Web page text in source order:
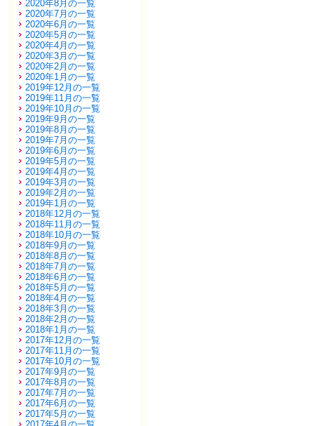
2020年8月の一覧
2020年7月の一覧
2020年6月の一覧
2020年5月の一覧
2020年4月の一覧
2020年3月の一覧
2020年2月の一覧
2020年1月の一覧
2019年12月の一覧
2019年11月の一覧
2019年10月の一覧
2019年9月の一覧
2019年8月の一覧
2019年7月の一覧
2019年6月の一覧
2019年5月の一覧
2019年4月の一覧
2019年3月の一覧
2019年2月の一覧
2019年1月の一覧
2018年12月の一覧
2018年11月の一覧
2018年10月の一覧
2018年9月の一覧
2018年8月の一覧
2018年7月の一覧
2018年6月の一覧
2018年5月の一覧
2018年4月の一覧
2018年3月の一覧
2018年2月の一覧
2018年1月の一覧
2017年12月の一覧
2017年11月の一覧
2017年10月の一覧
2017年9月の一覧
2017年8月の一覧
2017年7月の一覧
2017年6月の一覧
2017年5月の一覧